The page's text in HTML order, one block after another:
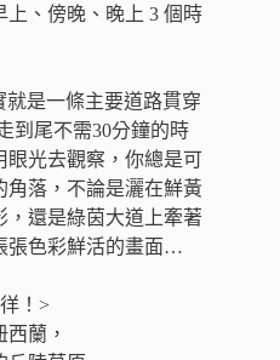
、傍晚、晚上 3 個時
就是一條主要道路貫穿
到尾不需30分鐘的時
眼光去觀察，你總是可
角落，不論是灑在鮮黃
，還是綠茵大道上牽著
張色彩鮮活的畫面…
！>
蘭，